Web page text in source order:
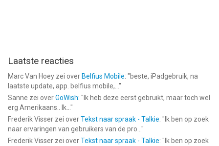
Laatste reacties
Marc Van Hoey zei over Belfius Mobile: "beste, iPadgebruik, na
laatste update, app. belfius mobile,... "
Sanne zei overGoWish: " Ik heb deze eerst gebruikt, maar toch wel
erg Amerikaans.. Ik... "
Frederik Visser zei overTekst naar spraak - Talkie: " Ik ben op zoek
naar ervaringen van gebruikers van de pro... "
Frederik Visser zei overTekst naar spraak - Talkie: " Ik ben op zoek